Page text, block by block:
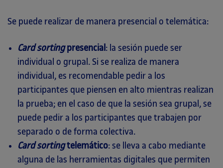
Se puede realizar de manera presencial o telemática:
Card sortingpresencial : la sesión puede ser
individual o grupal. Si se realiza de manera
individual, es recomendable pedir a los
participantes que piensen en alto mientras realizan
la prueba; en el caso de que la sesión sea grupal, se
puede pedir a los participantes que trabajen por
separado o de forma colectiva.
Card sortingtelemático: se lleva a cabo mediante
alguna de las herramientas digitales que permiten